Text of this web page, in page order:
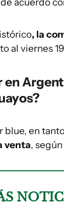
, la
al viernes
en
blue, en
venta,